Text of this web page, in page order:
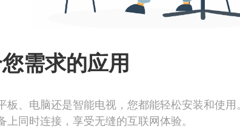
需求的应用
、电脑还是智能电视，您都能轻松安装和使用。
同时连接，享受无缝的互联网体验。